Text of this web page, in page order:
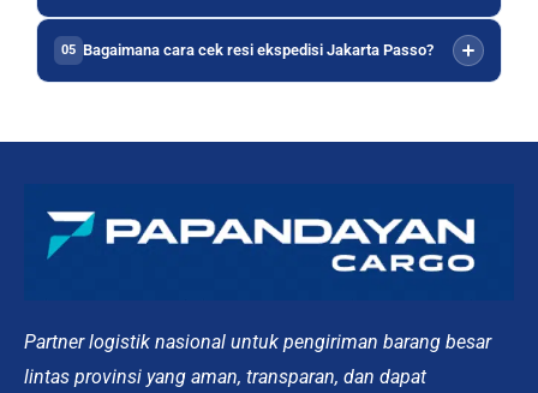
05 Bagaimana cara cek resi ekspedisi Jakarta Passo?
Partner logistik nasional untuk pengiriman barang besar
lintas provinsi yang aman, transparan, dan dapat